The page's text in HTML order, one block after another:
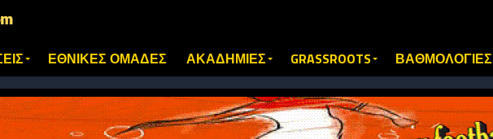
ΕΘΝΙΚΕΣ ΟΜΑΔΕΣ ΑΚΑΔΗΜΙΕΣ GRASSROOTS ΒΑΘΜΟΛΟΓΙΕΣ